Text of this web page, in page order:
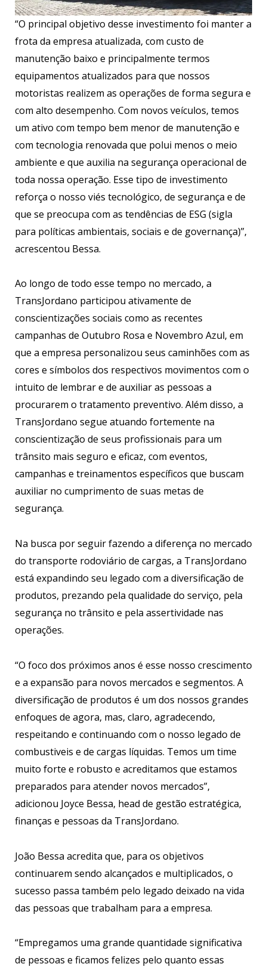
“O principal objetivo desse investimento foi manter a
frota da empresa atualizada, com custo de
manutenção baixo e principalmente termos
equipamentos atualizados para que nossos
motoristas realizem as operações de forma segura e
com alto desempenho. Com novos veículos, temos
um ativo com tempo bem menor de manutenção e
com tecnologia renovada que polui menos o meio
ambiente e que auxilia na segurança operacional de
toda nossa operação. Esse tipo de investimento
reforça o nosso viés tecnológico, de segurança e de
que se preocupa com as tendências de ESG (sigla
para políticas ambientais, sociais e de governança)”,
acrescentou Bessa.
Ao longo de todo esse tempo no mercado, a
TransJordano participou ativamente de
conscientizações sociais como as recentes
campanhas de Outubro Rosa e Novembro Azul, em
que a empresa personalizou seus caminhões com as
cores e símbolos dos respectivos movimentos com o
intuito de lembrar e de auxiliar as pessoas a
procurarem o tratamento preventivo. Além disso, a
TransJordano segue atuando fortemente na
conscientização de seus profissionais para um
trânsito mais seguro e eficaz, com eventos,
campanhas e treinamentos específicos que buscam
auxiliar no cumprimento de suas metas de
segurança.
Na busca por seguir fazendo a diferença no mercado
do transporte rodoviário de cargas, a TransJordano
está expandindo seu legado com a diversificação de
produtos, prezando pela qualidade do serviço, pela
segurança no trânsito e pela assertividade nas
operações.
“O foco dos próximos anos é esse nosso crescimento
e a expansão para novos mercados e segmentos. A
diversificação de produtos é um dos nossos grandes
enfoques de agora, mas, claro, agradecendo,
respeitando e continuando com o nosso legado de
combustiveis e de cargas líquidas. Temos um time
muito forte e robusto e acreditamos que estamos
preparados para atender novos mercados”,
adicionou Joyce Bessa, head de gestão estratégica,
finanças e pessoas da TransJordano.
João Bessa acredita que, para os objetivos
continuarem sendo alcançados e multiplicados, o
sucesso passa também pelo legado deixado na vida
das pessoas que trabalham para a empresa.
“Empregamos uma grande quantidade significativa
de pessoas e ficamos felizes pelo quanto essas